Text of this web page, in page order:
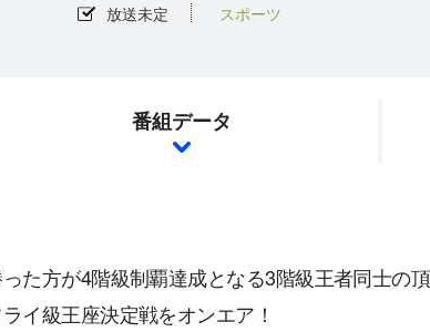
放送未定 スポーツ
番組データ
た方が4階級制覇達成となる3階級王者同士の
イ級王座決定戦をオンエア！